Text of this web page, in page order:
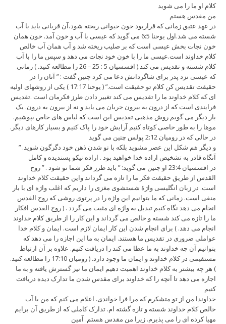
کلام او ما را می شوید
من مقدس هستم
در عهد عتیق زمانی که قراربود خون حیوانی ریخته شود،آن قربانی باید با آب
شسته می شد.اول یوحنا 6:5 می گوید که عیسی با آب و خون آمد. خون همان
خون نجات بخش عیسی است که بر صلیب ریخته شد و آب همان آب خالص
کلام خداوند است.عیسی ما را با خون خود نجات می دهد و سپس ما را با آب
کلام شسته و تقدیس می کند.( افسسیان 5 : 25 – 26 را مطالعه کنید. ) زمانی
که عیسی نزد پدر برای شاگردانش دعا می کرد چنین گفت : ” آنان را در
حقیقت تقدیس کن کلام تو حقیقت است.” ( یوحنا 17:17 ) یکی از روشهای اولیه
ای که کلام خداوند ما را تقدیس می کند تغییر دادن طرز فکرمان است .تقدیس
فرایندی است که از درون به بیرون جریان می یابد و نه از بیرون به درون. یک
بار دیگر می گویم روش مذهبی تقدیس این است که لباس های خاص بپوشیم.
موها را به طور خاصی کوتاه کنیم آرایش خود را پاک کنیم و بسیار کارهای دیگر.
در حالی که در رومیان 2:12 پولس چنین می گوید
” و دیگر هم شکل این عصر مشوید بلکه با نو شدن ذهن خود دگرگون شوید.
آنگاه قادر به تشخیص اراده خدا خواهید بود . اراده نیکو پسندیده و کامل
در افسسیان 23:4 او چنین می گوید: ” باید طرز فکر شما نو شود . ” روح
القدس از طریق حقیقت فکر ما را تازه می گرداند واین حقیقت کلام خداوند
است. در زبان انگلیسی واژۀ شستشوی مغزی را داریم که اغلب واژه ای با بار
منفی است. زمانی که ما بتوانیم این واژه را در پرتوی روشی که روح القدس
انجام می دهد نگاه کنیم تبدیل به واژه ای مثبت می گردد . ( روح القدس افکار
ما را تازه می کند شسته و خالص می گرداند و این کار را از طریق کلام خداوند
انجام می دهد. ) برای انجام شدن این کار ایمان لازم است. ایمان و کلام خدا
عواملی ضروری در تقدیس ما هستند. ایمان به ما این اجازه را می دهد که
بتوانیم آن چه خداوند به ما عطا می کند را دریافت کنیم. علاوه بر آن ارتباط
مستقیمی در کلام خداوند و ایمان ما وجود دارد. ( رومیان 17:10 را مطالعه کنید.
) هر چه بیشتر به کلام خداوند اهمیت دهیم ایمان ما نیز گسترش یافته و به ما
اجازه می دهد تا آنچه را که خداوند برای مقدس شدن ما تدارک دیده دریافت
کنیم
خداوندا من از تو متشکرم که مرا فرا خواندی. اعلام می کنم که من با آب
خالص کلام خداوند شسته و تازه گشته ام. تدارک کاملی که از طریق آن برایم
مهیا کرده ای را می پذیرم. زیرا من مقدس هستم. آمین